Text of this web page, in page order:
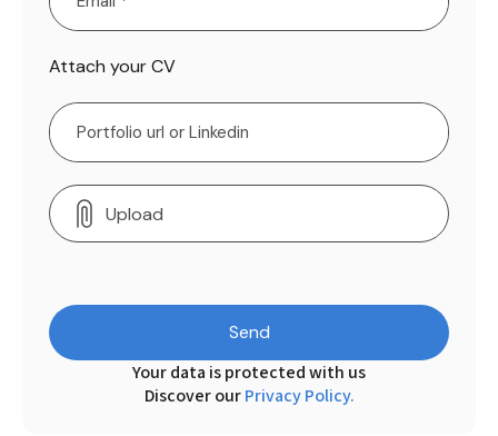
Attach your CV
Upload
Your data is protected with us
Discover our Privacy Policy.
Send